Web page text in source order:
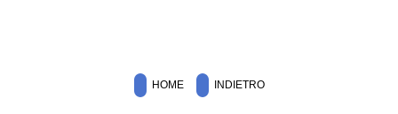
HOME INDIETRO